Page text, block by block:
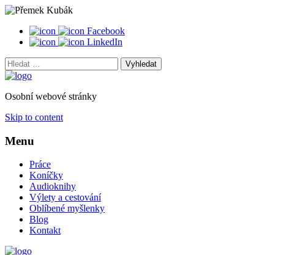
Facebook
LinkedIn
Vyhledat:
Osobní webové stránky
Skip to content
Menu
Práce
Koníčky
Audioknihy
Výlety a cestování
Oblíbené myšlenky
Blog
Kontakt